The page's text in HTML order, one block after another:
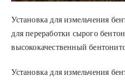
Установка для измельчения
для переработки сырого
высококачественный
Установка для измельчения